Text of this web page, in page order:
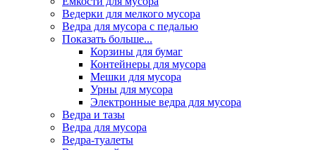
Ведерки для мелкого мусора
Ведра для мусора с педалью
Показать больше...
Корзины для бумаг
Контейнеры для мусора
Мешки для мусора
Урны для мусора
Электронные ведра для мусора
Ведра и тазы
Ведра для мусора
Ведра-туалеты